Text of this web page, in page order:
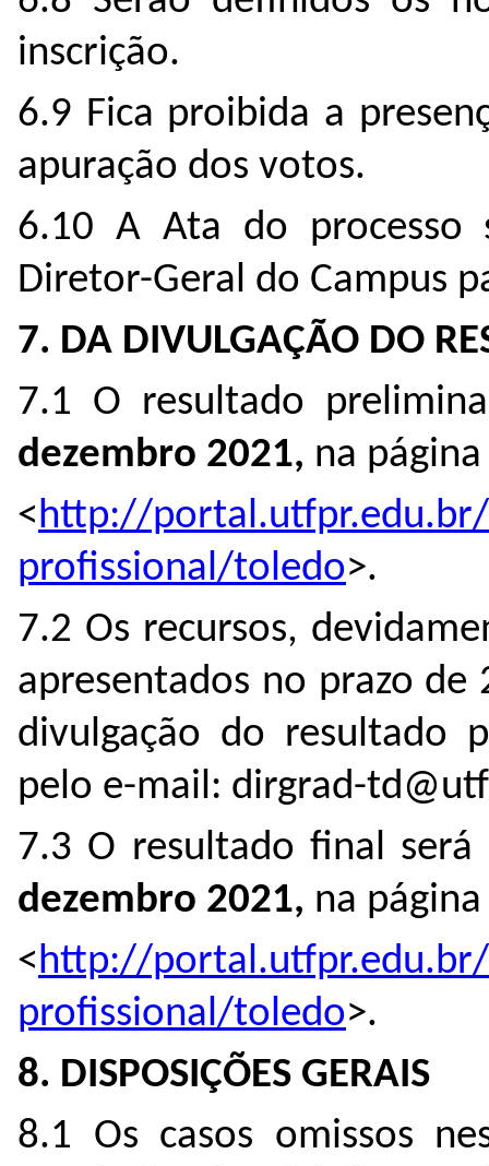
inscrição.
6.9 Fica proibida a
apuração dos votos.
6.10 A Ata do processo
Diretor-Geral do Campus
7. DA DIVULGAÇÃO DO
7.1 O resultado
dezembro 2021, na
<http://portal.utfpr.edu.br/
profissional/toledo>.
7.2 Os recursos,
apresentados no prazo
divulgação do resultado
pelo e-mail: dirgrad-
7.3 O resultado final
dezembro 2021, na
<http://portal.utfpr.edu.br/
profissional/toledo>.
8. DISPOSIÇÕES GERAIS
8.1 Os casos omissos